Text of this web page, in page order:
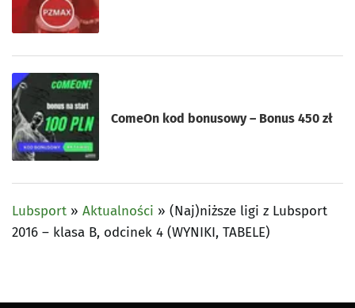
ComeOn kod bonusowy – Bonus 450 zł
Lubsport » Aktualności » (Naj)niższe ligi z Lubsport
2016 – klasa B, odcinek 4 (WYNIKI, TABELE)